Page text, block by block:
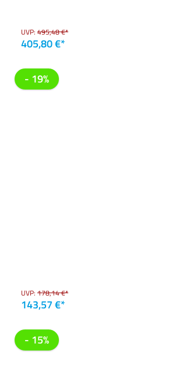
UVP: 495,48 €*
405,80 €*
- 19%
UVP: 178,14 €*
143,57 €*
- 15%